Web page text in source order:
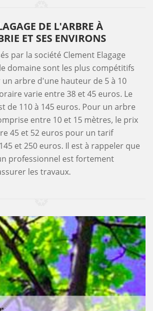
DE L'ARBRE À
ET SES ENVIRONS
par la société Clement Elagage
domaine sont les plus compétitifs
arbre d'une hauteur de 5 à 10
varie entre 38 et 45 euros. Le
de 110 à 145 euros. Pour un arbre
entre 10 et 15 mètres, le prix
45 et 52 euros pour un tarif
et 250 euros. Il est à rappeler que
professionnel est fortement
les travaux.